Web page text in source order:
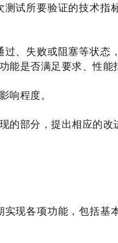
试所要验证的技术指
、失败或阻塞等状态
是否满足要求、性能
响程度。
部分，提出相应的改
现各项功能，包括基